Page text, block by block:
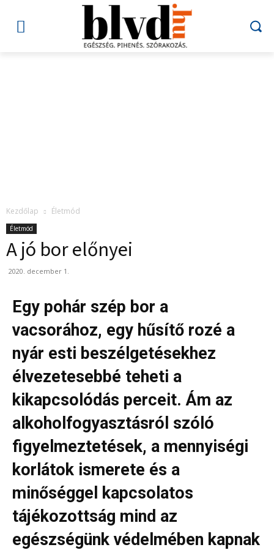
Kezdőlap Életmód
Életmód
A jó bor előnyei
2020. december 1.
Egy pohár szép bor a
vacsorához, egy hűsítő rozé a
nyár esti beszélgetésekhez
élvezetesebbé teheti a
kikapcsolódás perceit. Ám az
alkoholfogyasztásról szóló
figyelmeztetések, a mennyiségi
korlátok ismerete és a
minőséggel kapcsolatos
tájékozottság mind az
egészségünk védelmében kapnak